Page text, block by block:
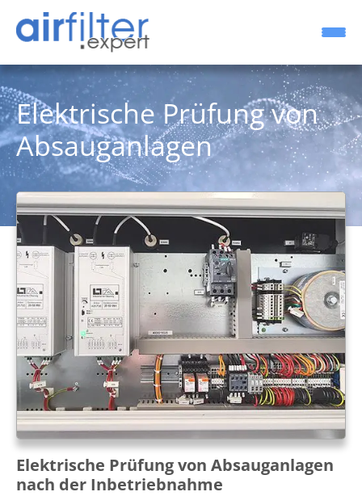
Elektrische Prüfung von
Absauganlagen
Elektrische Prüfung von Absauganlagen
nach der Inbetriebnahme